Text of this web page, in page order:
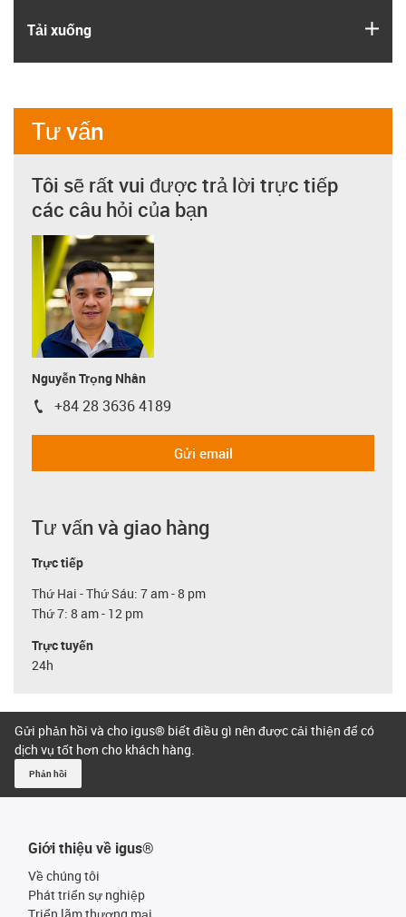
Tải xuống
Tư vấn
Tôi sẽ rất vui được trả lời trực tiếp
các câu hỏi của bạn
Nguyễn Trọng Nhân
igus-icon-phone
+84 28 3636 4189
Gửi email
Tư vấn và giao hàng
Trực tiếp
Thứ Hai - Thứ Sáu: 7 am - 8 pm
Thứ 7: 8 am - 12 pm
Trực tuyến
24h
Gửi phản hồi và cho igus® biết điều gì nên được cải thiện để có
dịch vụ tốt hơn cho khách hàng.
Phản hồi
Giới thiệu về igus®
Về chúng tôi
Phát triển sự nghiệp
Triển lãm thương mại